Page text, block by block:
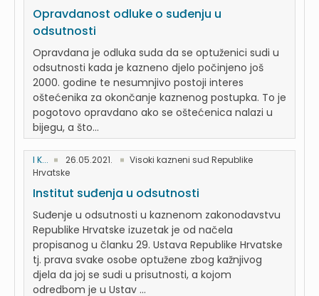
Opravdanost odluke o suđenju u
odsutnosti
Opravdana je odluka suda da se optuženici sudi u
odsutnosti kada je kazneno djelo počinjeno još
2000. godine te nesumnjivo postoji interes
oštećenika za okončanje kaznenog postupka. To je
pogotovo opravdano ako se oštećenica nalazi u
bijegu, a što...
I K... 26.05.2021.
Visoki kazneni sud Republike
Hrvatske
Institut suđenja u odsutnosti
Suđenje u odsutnosti u kaznenom zakonodavstvu
Republike Hrvatske izuzetak je od načela
propisanog u članku 29. Ustava Republike Hrvatske
tj. prava svake osobe optužene zbog kažnjivog
djela da joj se sudi u prisutnosti, a kojom
odredbom je u Ustav ...